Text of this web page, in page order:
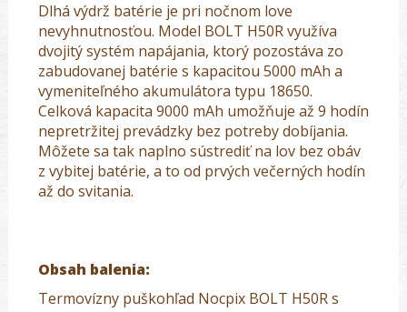
Dlhá výdrž batérie je pri nočnom love
nevyhnutnosťou. Model BOLT H50R využíva
dvojitý systém napájania, ktorý pozostáva zo
zabudovanej batérie s kapacitou 5000 mAh a
vymeniteľného akumulátora typu 18650.
Celková kapacita 9000 mAh umožňuje až 9 hodín
nepretržitej prevádzky bez potreby dobíjania.
Môžete sa tak naplno sústrediť na lov bez obáv
z vybitej batérie, a to od prvých večerných hodín
až do svitania.
Obsah balenia:
Termovízny puškohľad Nocpix BOLT H50R s